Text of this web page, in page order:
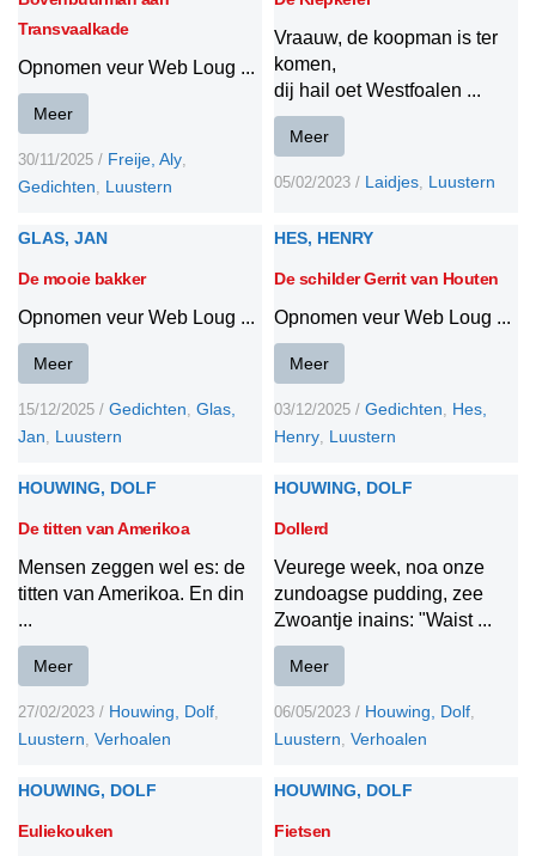
Transvaalkade
Opnomen veur Web Loug ...
Meer
30/11/2025 / Freije, Aly,
Gedichten, Luustern
Vraauw, de koopman is ter
komen,
dij hail oet Westfoalen ...
Meer
05/02/2023 / Laidjes, Luustern
GLAS, JAN
De mooie bakker
Opnomen veur Web Loug ...
Meer
15/12/2025 / Gedichten, Glas,
Jan, Luustern
HES, HENRY
De schilder Gerrit van Houten
Opnomen veur Web Loug ...
Meer
03/12/2025 / Gedichten, Hes,
Henry, Luustern
HOUWING, DOLF
De titten van Amerikoa
Mensen zeggen wel es: de
titten van Amerikoa. En din
...
Meer
27/02/2023 / Houwing, Dolf,
Luustern, Verhoalen
HOUWING, DOLF
Dollerd
Veurege week, noa onze
zundoagse pudding, zee
Zwoantje inains: "Waist ...
Meer
06/05/2023 / Houwing, Dolf,
Luustern, Verhoalen
HOUWING, DOLF
Euliekouken
HOUWING, DOLF
Fietsen